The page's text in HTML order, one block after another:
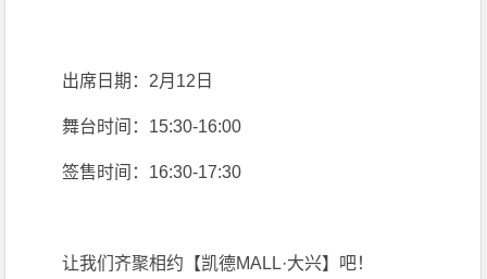
出席日期：2月12日
舞台时间：15:30-16:00
签售时间：16:30-17:30
让我们齐聚相约【凯德MALL·大兴】吧！